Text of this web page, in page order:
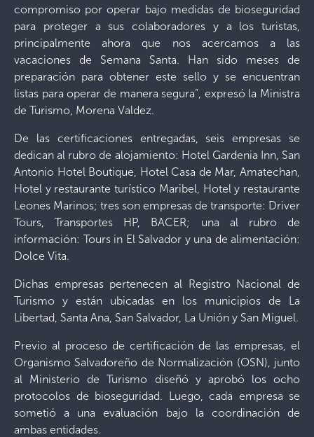
compromiso por operar bajo medidas de bioseguridad
para proteger a sus colaboradores y a los turistas,
principalmente ahora que nos acercamos a las
vacaciones de Semana Santa. Han sido meses de
preparación para obtener este sello y se encuentran
listas para operar de manera segura”, expresó la Ministra
de Turismo, Morena Valdez.
De las certificaciones entregadas, seis empresas se
dedican al rubro de alojamiento: Hotel Gardenia Inn, San
Antonio Hotel Boutique, Hotel Casa de Mar, Amatechan,
Hotel y restaurante turístico Maribel, Hotel y restaurante
Leones Marinos; tres son empresas de transporte: Driver
Tours, Transportes HP, BACER; una al rubro de
información: Tours in El Salvador y una de alimentación:
Dolce Vita.
Dichas empresas pertenecen al Registro Nacional de
Turismo y están ubicadas en los municipios de La
Libertad, Santa Ana, San Salvador, La Unión y San Miguel.
Previo al proceso de certificación de las empresas, el
Organismo Salvadoreño de Normalización (OSN), junto
al Ministerio de Turismo diseñó y aprobó los ocho
protocolos de bioseguridad. Luego, cada empresa se
sometió a una evaluación bajo la coordinación de
ambas entidades.